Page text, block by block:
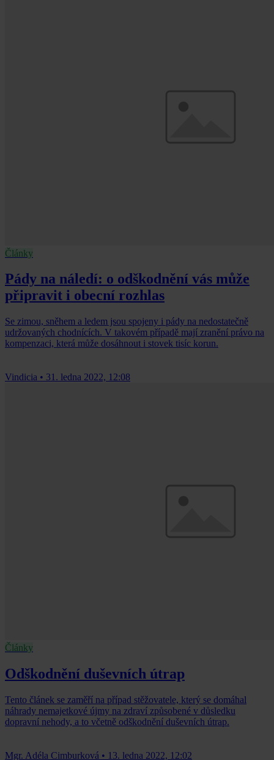
Články
Pády na náledí: o odškodnění vás může
připravit i obecní rozhlas
Se zimou, sněhem a ledem jsou spojeny i pády na nedostatečně
udržovaných chodnících. V takovém případě mají zranění právo na
kompenzaci, která může dosáhnout i stovek tisíc korun.
Vindicia • 31. ledna 2022, 12:08
Články
Odškodnění duševních útrap
Tento článek se zaměří na případ stěžovatele, který se domáhal
náhrady nemajetkové újmy na zdraví způsobené v důsledku
dopravní nehody, a to včetně odškodnění duševních útrap.
Mgr. Adéla Cimburková • 13. ledna 2022, 12:02